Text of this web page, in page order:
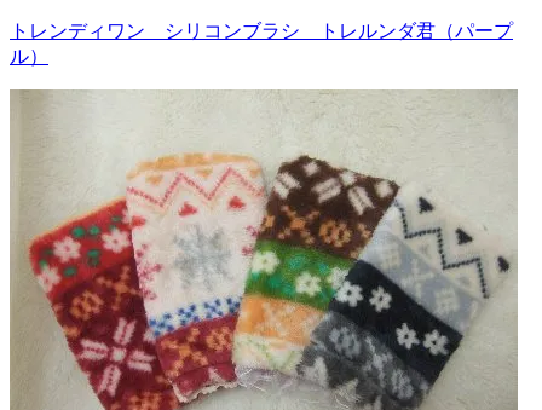
トレンディワン シリコンブラシ トレルンダ君（パープ
ル）